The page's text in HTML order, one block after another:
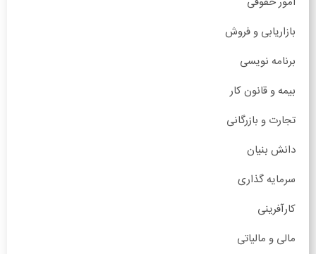
بازاریابی و فروش
برنامه نویسی
بیمه و قانون کار
تجارت و بازرگانی
دانش بنیان
سرمایه گذاری
کارآفرینی
مالی و مالیاتی